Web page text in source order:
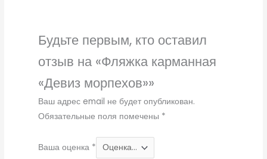
Будьте первым, кто оставил
отзыв на «Фляжка карманная
«Девиз морпехов»»
Ваш адрес email не будет опубликован.
Обязательные поля помечены *
Ваша оценка *